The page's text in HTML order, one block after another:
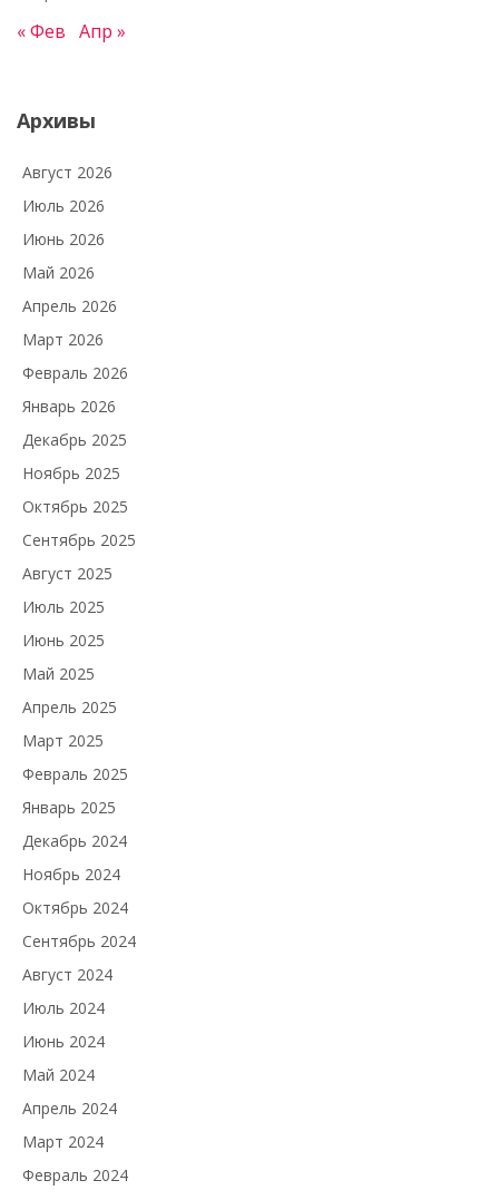
« Фев Апр »
Архивы
Август 2026
Июль 2026
Июнь 2026
Май 2026
Апрель 2026
Март 2026
Февраль 2026
Январь 2026
Декабрь 2025
Ноябрь 2025
Октябрь 2025
Сентябрь 2025
Август 2025
Июль 2025
Июнь 2025
Май 2025
Апрель 2025
Март 2025
Февраль 2025
Январь 2025
Декабрь 2024
Ноябрь 2024
Октябрь 2024
Сентябрь 2024
Август 2024
Июль 2024
Июнь 2024
Май 2024
Апрель 2024
Март 2024
Февраль 2024